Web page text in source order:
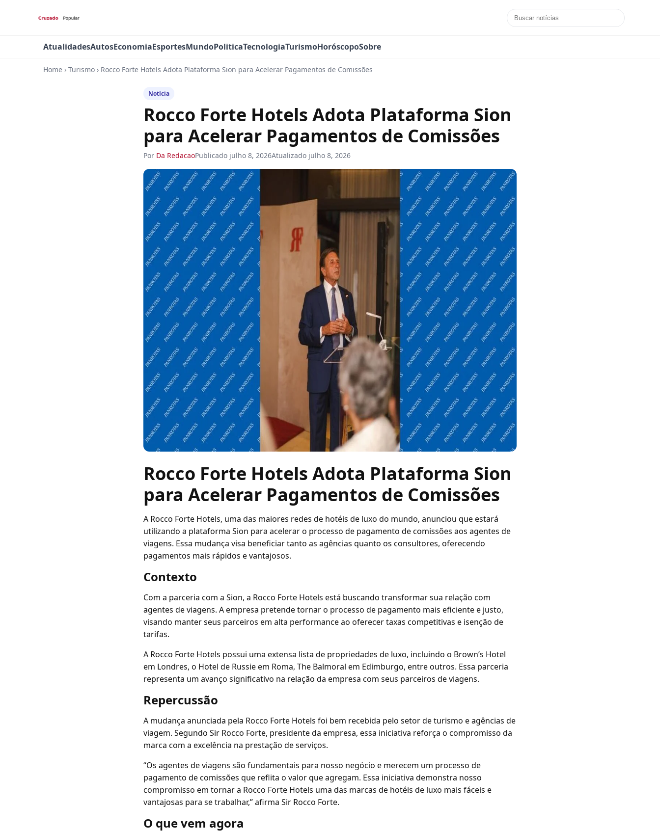
AtualidadesAutosEconomiaEsportesMundoPoliticaTecnologiaTurismoHoróscopoSobre
Home › Turismo › Rocco Forte Hotels Adota Plataforma Sion para Acelerar Pagamentos de Comissões
Notícia
Rocco Forte Hotels Adota Plataforma Sion
para Acelerar Pagamentos de Comissões
Por Da RedacaoPublicado julho 8, 2026Atualizado julho 8, 2026
Rocco Forte Hotels Adota Plataforma Sion
para Acelerar Pagamentos de Comissões
A Rocco Forte Hotels, uma das maiores redes de hotéis de luxo do mundo, anunciou que estará
utilizando a plataforma Sion para acelerar o processo de pagamento de comissões aos agentes de
viagens. Essa mudança visa beneficiar tanto as agências quanto os consultores, oferecendo
pagamentos mais rápidos e vantajosos.
Contexto
Com a parceria com a Sion, a Rocco Forte Hotels está buscando transformar sua relação com
agentes de viagens. A empresa pretende tornar o processo de pagamento mais eficiente e justo,
visando manter seus parceiros em alta performance ao oferecer taxas competitivas e isenção de
tarifas.
A Rocco Forte Hotels possui uma extensa lista de propriedades de luxo, incluindo o Brown’s Hotel
em Londres, o Hotel de Russie em Roma, The Balmoral em Edimburgo, entre outros. Essa parceria
representa um avanço significativo na relação da empresa com seus parceiros de viagens.
Repercussão
A mudança anunciada pela Rocco Forte Hotels foi bem recebida pelo setor de turismo e agências de
viagem. Segundo Sir Rocco Forte, presidente da empresa, essa iniciativa reforça o compromisso da
marca com a excelência na prestação de serviços.
“Os agentes de viagens são fundamentais para nosso negócio e merecem um processo de
pagamento de comissões que reflita o valor que agregam. Essa iniciativa demonstra nosso
compromisso em tornar a Rocco Forte Hotels uma das marcas de hotéis de luxo mais fáceis e
vantajosas para se trabalhar,” afirma Sir Rocco Forte.
O que vem agora